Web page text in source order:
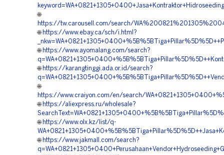
🌐
https://tw.carousell.com/search/
🌐 https://www.ebay.ca/sch/i.html?
🌐 https://www.ayomalang.com/search?
🌐 https://karangtinggi.ada.or.id/search?
🌐
https://www.craiyon.com/en/search/
🌐 https://aliexpress.ru/wholesale?
🌐 https://www.olx.kz/list/q-
🌐 https://www.jakmall.com/search?